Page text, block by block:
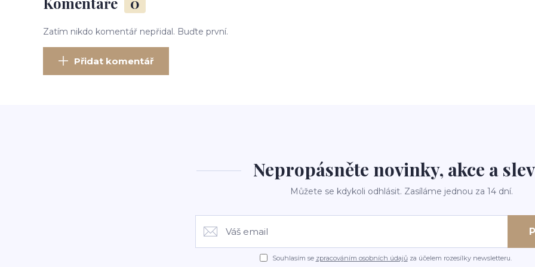
Zatím nikdo komentář nepřidal. Buďte první.
Přidat komentář
Nepropásněte novinky, akce a
Můžete se kdykoli odhlásit. Zasíláme jednou za 14 dní.
Souhlasím se zpracováním osobních údajůza účelem rozesílky newsletteru.